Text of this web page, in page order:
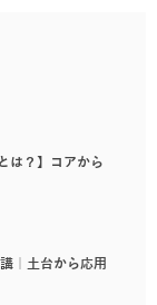
は？】コアから
｜土台から応用